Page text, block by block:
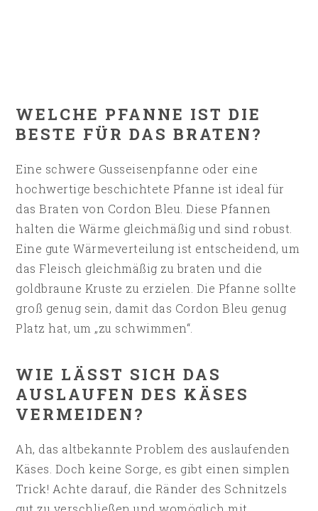
WELCHE PFANNE IST DIE
BESTE FÜR DAS BRATEN?
Eine schwere Gusseisenpfanne oder eine
hochwertige beschichtete Pfanne ist ideal für
das Braten von Cordon Bleu. Diese Pfannen
halten die Wärme gleichmäßig und sind robust.
Eine gute Wärmeverteilung ist entscheidend, um
das Fleisch gleichmäßig zu braten und die
goldbraune Kruste zu erzielen. Die Pfanne sollte
groß genug sein, damit das Cordon Bleu genug
Platz hat, um „zu schwimmen“.
WIE LÄSST SICH DAS
AUSLAUFEN DES KÄSES
VERMEIDEN?
Ah, das altbekannte Problem des auslaufenden
Käses. Doch keine Sorge, es gibt einen simplen
Trick! Achte darauf, die Ränder des Schnitzels